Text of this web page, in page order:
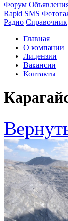
Форум
Rapid SMS
Радио Справочник
Главная
О компании
Лицензии
Вакансии
Контакты